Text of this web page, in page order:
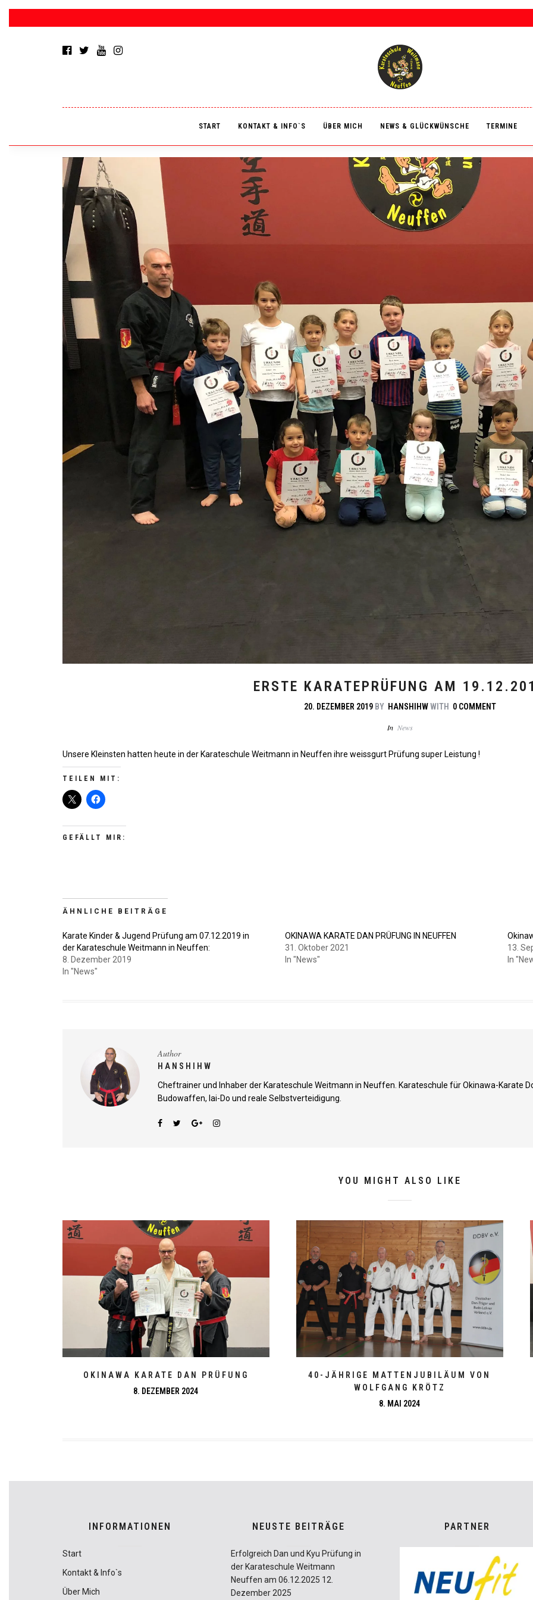
START KONTAKT & INFO`S ÜBER MICH NEWS & GLÜCKWÜNSCHE TERMINE
ERSTE KARATEPRÜFUNG AM
20. DEZEMBER 2019 BY HANSHIHW WITH 0 COMMENT
In News
Unsere Kleinsten hatten heute in der Karateschule Weitmann in Neuffen ihre weissgurt Prüfung super Leistung !
TEILEN MIT:
GEFÄLLT MIR:
ÄHNLICHE BEITRÄGE
Karate Kinder & Jugend Prüfung am 07.12.2019 in
der Karateschule Weitmann in Neuffen:
8. Dezember 2019
In "News"
OKINAWA KARATE DAN PRÜFUNG IN NEUFFEN
31. Oktober 2021
In "News"
13.
In
Author
HANSHIHW
Cheftrainer und Inhaber der Karateschule Weitmann in Neuffen. Karateschule für Okinawa-Karate
Budowaffen, Iai-Do und reale Selbstverteidigung.
YOU MIGHT ALSO LIKE
OKINAWA KARATE DAN PRÜFUNG
8. DEZEMBER 2024
40-JÄHRIGE MATTENJUBILÄUM VON
WOLFGANG KRÖTZ
8. MAI 2024
INFORMATIONEN
Start
Kontakt & Info`s
Über Mich
NEUSTE BEITRÄGE
Erfolgreich Dan und Kyu Prüfung in
der Karateschule Weitmann
Neuffen am 06.12.2025 12.
Dezember 2025
PARTNER